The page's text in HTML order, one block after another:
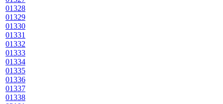
01328
01329
01330
01331
01332
01333
01334
01335
01336
01337
01338